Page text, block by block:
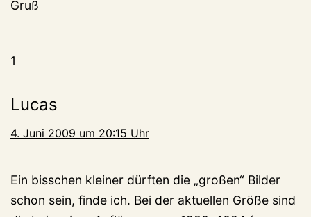
Gruß
1
Lucas
4. Juni 2009 um 20:15 Uhr
Ein bisschen kleiner dürften die „großen“ Bilder
schon sein, finde ich. Bei der aktuellen Größe sind